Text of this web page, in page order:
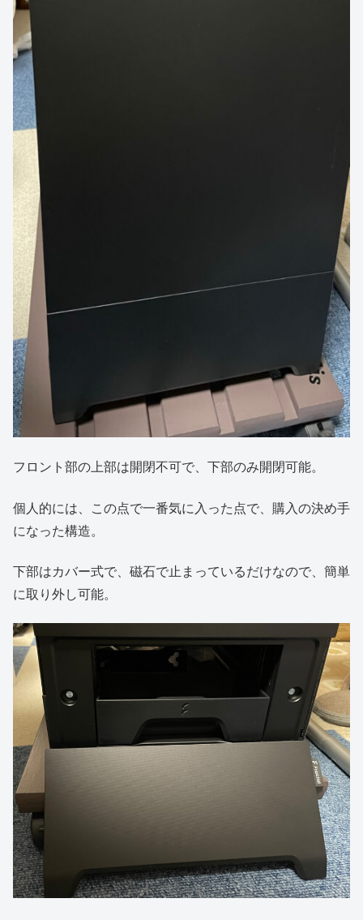
フロント部の上部は開閉不可で、下部のみ開閉可能。
個人的には、この点で一番気に入った点で、購入の決め手
になった構造。
下部はカバー式で、磁石で止まっているだけなので、簡単
に取り外し可能。